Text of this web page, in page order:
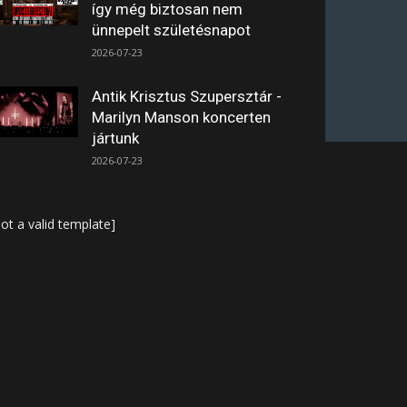
így még biztosan nem
ünnepelt születésnapot
2026-07-23
Antik Krisztus Szupersztár -
Marilyn Manson koncerten
jártunk
2026-07-23
a valid template]